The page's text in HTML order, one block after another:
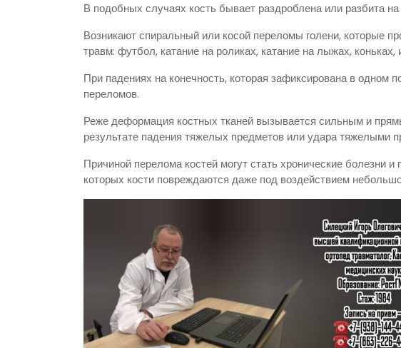
В подобных случаях кость бывает раздроблена или разбита на
Возникают спиральный или косой переломы голени, которые
травм: футбол, катание на роликах, катание на лыжах, коньках,
При падениях на конечность, которая зафиксирована в одном
переломов.
Реже деформация костных тканей вызывается сильным и
результате падения тяжелых предметов или удара тяжелыми
Причиной перелома костей могут стать хронические болезни и
которых кости повреждаются даже под воздействием